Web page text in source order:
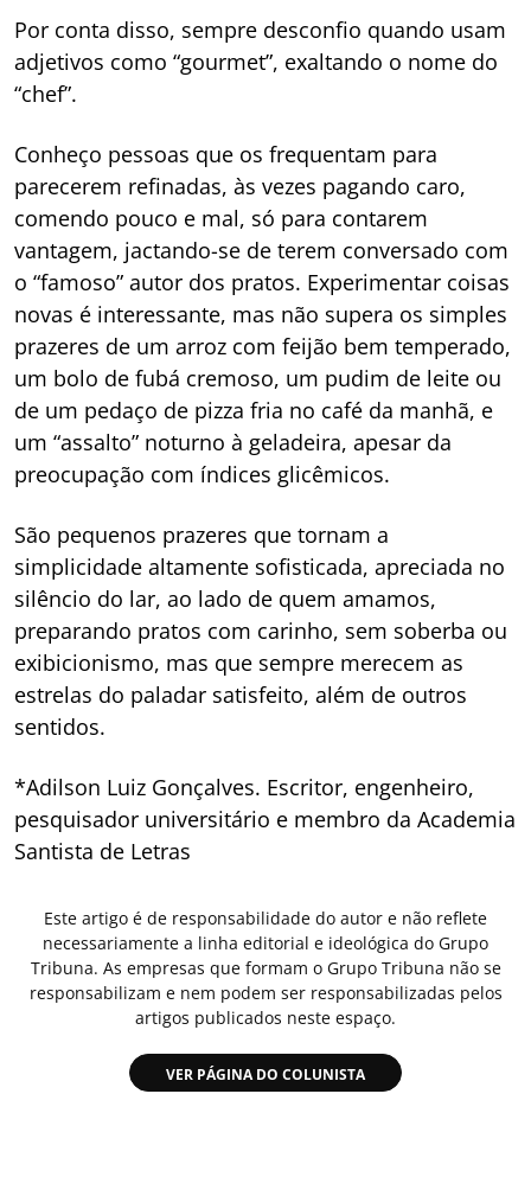
Por conta disso, sempre desconfio quando usam
adjetivos como “gourmet”, exaltando o nome do
“chef”.
Conheço pessoas que os frequentam para
parecerem refinadas, às vezes pagando caro,
comendo pouco e mal, só para contarem
vantagem, jactando-se de terem conversado com
o “famoso” autor dos pratos. Experimentar coisas
novas é interessante, mas não supera os simples
prazeres de um arroz com feijão bem temperado,
um bolo de fubá cremoso, um pudim de leite ou
de um pedaço de pizza fria no café da manhã, e
um “assalto” noturno à geladeira, apesar da
preocupação com índices glicêmicos.
São pequenos prazeres que tornam a
simplicidade altamente sofisticada, apreciada no
silêncio do lar, ao lado de quem amamos,
preparando pratos com carinho, sem soberba ou
exibicionismo, mas que sempre merecem as
estrelas do paladar satisfeito, além de outros
sentidos.
*Adilson Luiz Gonçalves. Escritor, engenheiro,
pesquisador universitário e membro da Academia
Santista de Letras
Este artigo é de responsabilidade do autor e não reflete
necessariamente a linha editorial e ideológica do Grupo
Tribuna. As empresas que formam o Grupo Tribuna não se
responsabilizam e nem podem ser responsabilizadas pelos
artigos publicados neste espaço.
VER PÁGINA DO COLUNISTA